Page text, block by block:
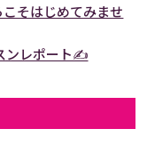
そはじめてみませ
ンレポート✍